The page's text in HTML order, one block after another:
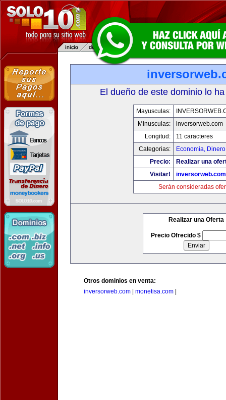
El dueño de este dominio lo
Mayusculas:
Minusculas:
inversorweb.com
Longitud:
11 caracteres
Categorias:
Economia,
Precio:
Realizar una
Visitar!
inversorweb.com
Serán consideradas
Realizar una Oferta
Precio Ofrecido $
Otros dominios en venta:
inversorweb.com
monetisa.com